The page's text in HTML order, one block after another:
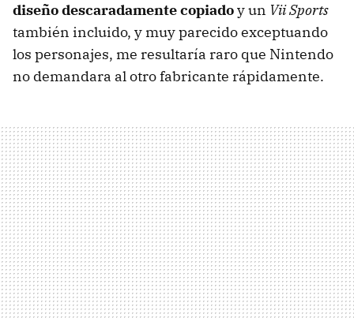
diseño descaradamente copiadoy un Vii Sports
también incluido, y muy parecido exceptuando
los personajes, me resultaría raro que Nintendo
no demandara al otro fabricante rápidamente.